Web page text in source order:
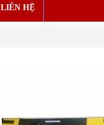
LIÊN HỆ